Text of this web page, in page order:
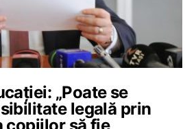
„Poate se
legală prin